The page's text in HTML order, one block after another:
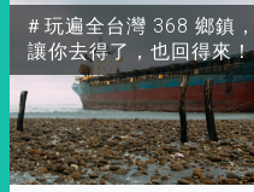
＃玩遍全台灣 368 鄉鎮，
讓你去得了，也回得來！